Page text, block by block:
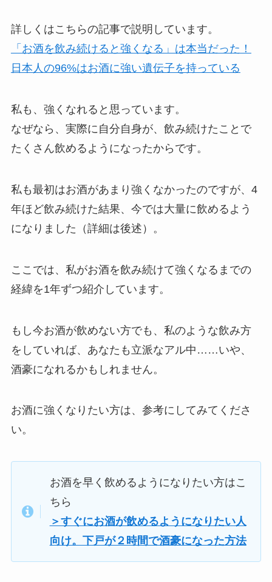
詳しくはこちらの記事で説明しています。
「お酒を飲み続けると強くなる」は本当だった！
日本人の96%はお酒に強い遺伝子を持っている
私も、強くなれると思っています。
なぜなら、 実際に自分自身が、飲み続けたことで
たくさん飲めるようになったから です。
私も最初はお酒があまり強くなかったのですが、4
年ほど飲み続けた結果、今では大量に飲めるよう
になりました（詳細は後述）。
ここでは、 私がお酒を飲み続けて強くなるまでの
経緯を1年ずつ紹介しています。
もし今お酒が飲めない方でも、私のような飲み方
をしていれば、あなたも立派なアル中……いや、
酒豪になれるかもしれません。
お酒に強くなりたい方は、参考にしてみてくださ
い。
お酒を早く飲めるようになりたい方はこ
ちら
＞すぐにお酒が飲めるようになりたい人
向け。下戸が２時間で酒豪になった方法